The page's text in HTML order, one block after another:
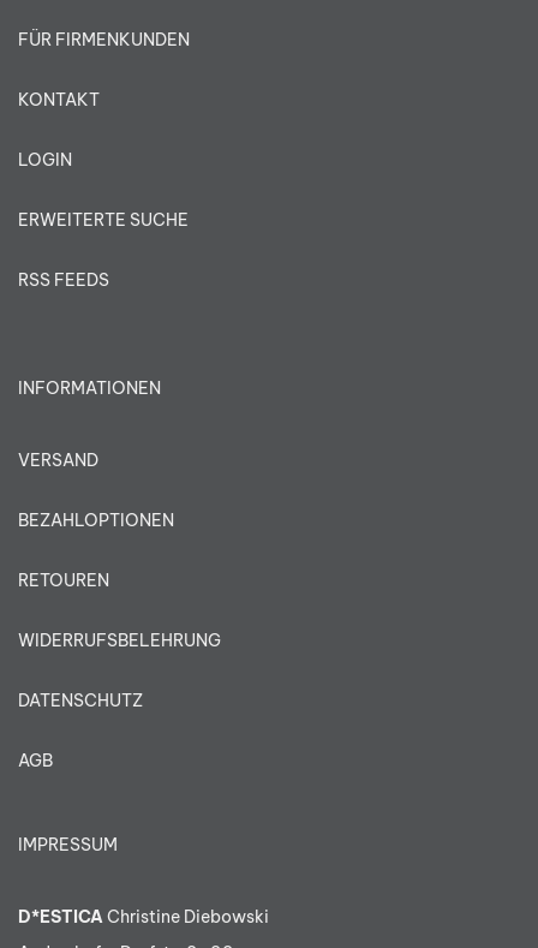
FÜR FIRMENKUNDEN
KONTAKT
LOGIN
ERWEITERTE SUCHE
RSS FEEDS
INFORMATIONEN
VERSAND
BEZAHLOPTIONEN
RETOUREN
WIDERRUFSBELEHRUNG
DATENSCHUTZ
AGB
IMPRESSUM
D*ESTICAChristine Diebowski